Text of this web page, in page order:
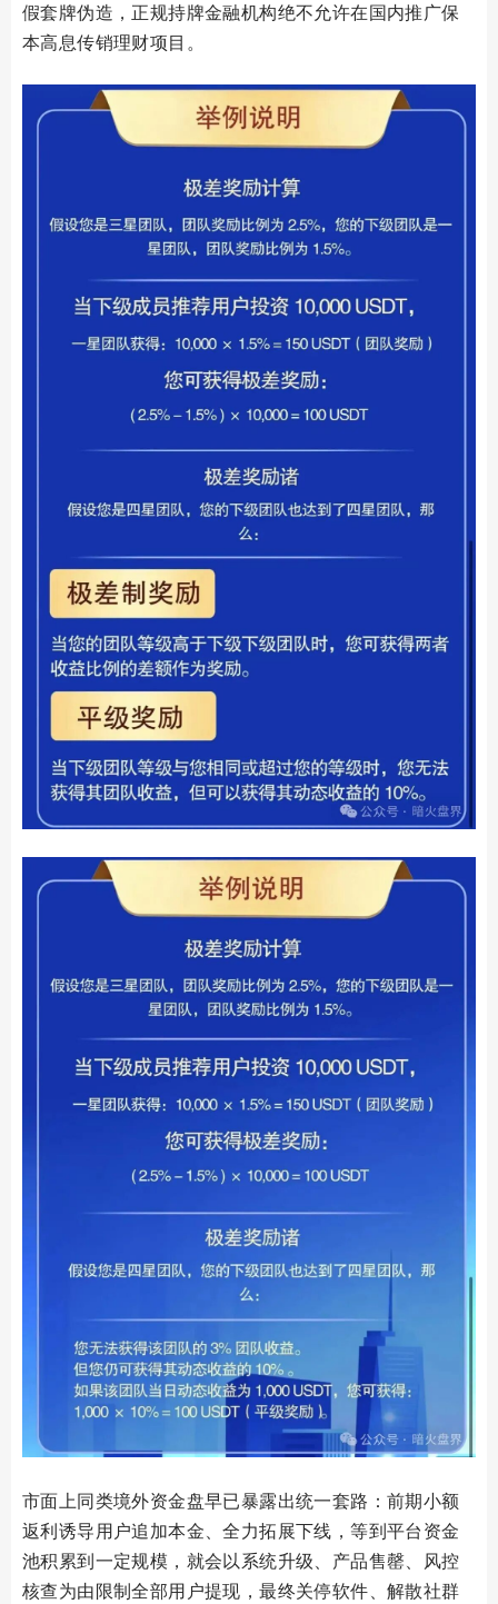
假套牌伪造，正规持牌金融机构绝不允许在国内推广保
本高息传销理财项目。
市面上同类境外资金盘早已暴露出统一套路：前期小额
返利诱导用户追加本金、全力拓展下线，等到平台资金
池积累到一定规模，就会以系统升级、产品售罄、风控
核查为由限制全部用户提现，最终关停软件、解散社群